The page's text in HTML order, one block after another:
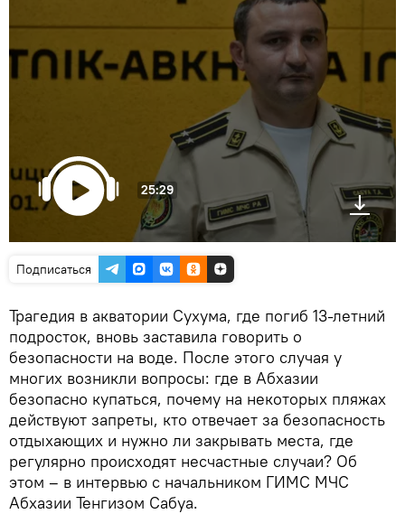
25:29
Подписаться
Трагедия в акватории Сухума, где погиб 13-летний
подросток, вновь заставила говорить о
безопасности на воде. После этого случая у
многих возникли вопросы: где в Абхазии
безопасно купаться, почему на некоторых пляжах
действуют запреты, кто отвечает за безопасность
отдыхающих и нужно ли закрывать места, где
регулярно происходят несчастные случаи? Об
этом – в интервью с начальником ГИМС МЧС
Абхазии Тенгизом Сабуа.